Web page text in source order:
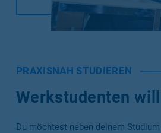
PRAXISNAH STUDIEREN
Werkstudenten
Du möchtest neben deinem